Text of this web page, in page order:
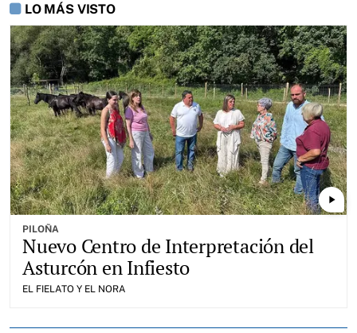
LO MÁS VISTO
play_arrow
PILOÑA
Nuevo Centro de Interpretación del
Asturcón en Infiesto
EL FIELATO Y EL NORA